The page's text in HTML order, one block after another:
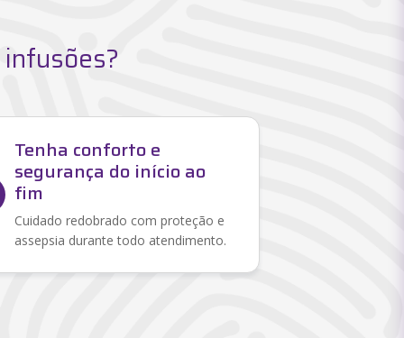
Tenha conforto e
segurança do início ao
fim
Cuidado redobrado com proteção e
assepsia durante todo atendimento.